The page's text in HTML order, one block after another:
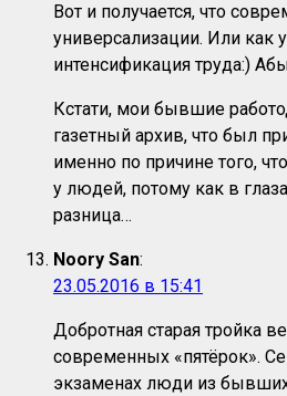
Вот и получается, что
универсализации. Или как
интенсификация труда:)
Кстати, мои бывшие
газетный архив, что был
именно по причине того,
у людей, потому как в
разница…
Noory San:
23.05.2016 в 15:41
Добротная старая тройка
современных «пятёрок».
экзаменах люди из